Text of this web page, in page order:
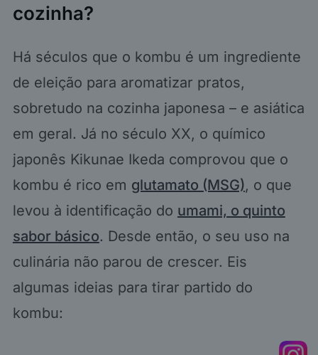
cozinha?
Há séculos que o kombu é um ingrediente
de eleição para aromatizar pratos,
sobretudo na cozinha japonesa – e asiática
em geral. Já no século XX, o químico
japonês Kikunae Ikeda comprovou que o
kombu é rico em glutamato (MSG), o que
levou à identificação do umami, o quinto
sabor básico. Desde então, o seu uso na
culinária não parou de crescer. Eis
algumas ideias para tirar partido do
kombu: